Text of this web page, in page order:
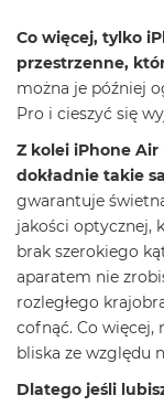
i
r
1
6
G
B
R
A
M
M
a
B
o
o
k
i
Co więcej, tylko
przestrzenne,
można je później
Pro i cieszyć się
Z kolei iPhone
dokładnie takie
gwarantuje
jakości optycznej,
brak szerokiego
aparatem nie
rozległego
cofnąć. Co więcej,
bliska ze względu
Dlatego jeśli